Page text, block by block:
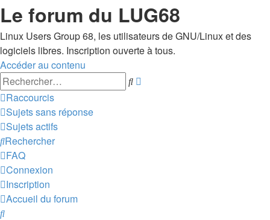
Le forum du LUG68
Linux Users Group 68, les utilisateurs de GNU/Linux et des
logiciels libres. Inscription ouverte à tous.
Accéder au contenu
Rechercher
Raccourcis
Sujets sans réponse
Sujets actifs
Rechercher
FAQ
Connexion
Inscription
Accueil du forum
Rechercher